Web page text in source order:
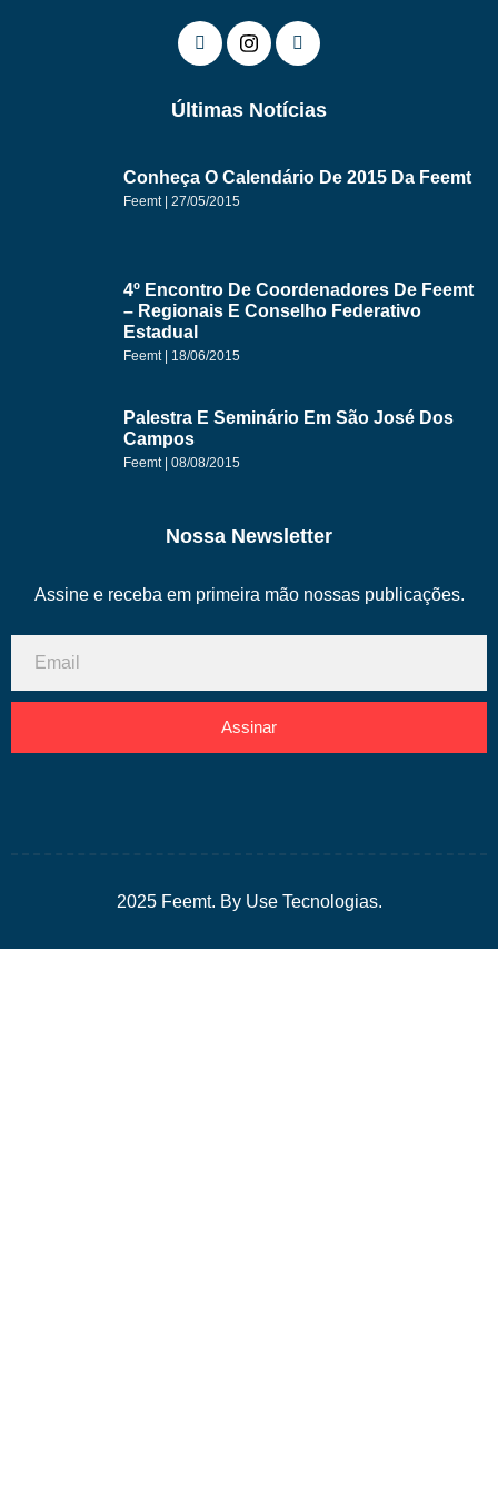
Últimas Notícias
Conheça O Calendário De 2015 Da Feemt
Feemt 27/05/2015
4º Encontro De Coordenadores De Feemt
– Regionais E Conselho Federativo
Estadual
Feemt 18/06/2015
Palestra E Seminário Em São José Dos
Campos
Feemt 08/08/2015
Nossa Newsletter
Assine e receba em primeira mão nossas publicações.
Assinar
2025 Feemt. By Use Tecnologias.